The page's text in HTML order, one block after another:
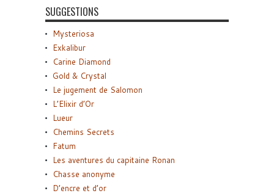
SUGGESTIONS
Mysteriosa
Exkalibur
Carine Diamond
Gold & Crystal
Le jugement de Salomon
L’Elixir d’Or
Lueur
Chemins Secrets
Fatum
Les aventures du capitaine Ronan
Chasse anonyme
D’encre et d’or